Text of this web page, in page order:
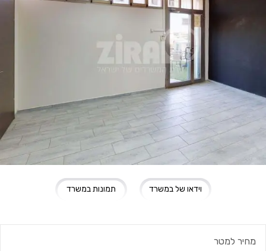
תמונות במשרד וידאו של במשרד
מחיר למטר